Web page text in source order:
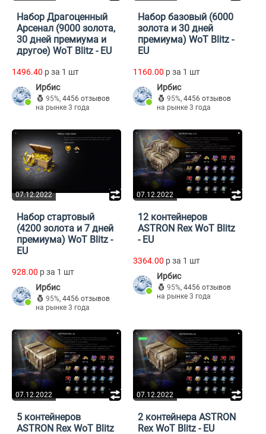
Набор Драгоценный
Арсенал (9000 золота,
30 дней премиума и
другое) WoT Blitz - EU
1496.40 p за 1 шт
Ирбис
95%, 4456 отзывов
на рынке 3 года
Набор базовый (6000
золота и 30 дней
премиума) WoT Blitz -
EU
1160.00 p за 1 шт
Ирбис
95%, 4456 отзывов
на рынке 3 года
07.12.2022
Набор стартовый
(4200 золота и 7 дней
премиума) WoT Blitz -
EU
928.00 p за 1 шт
Ирбис
95%, 4456 отзывов
на рынке 3 года
07.12.2022
12 контейнеров
ASTRON Rex WoT Blitz
- EU
3364.00 p за 1 шт
Ирбис
95%, 4456 отзывов
на рынке 3 года
07.12.2022
5 контейнеров
ASTRON Rex WoT Blitz
07.12.2022
2 контейнера ASTRON
Rex WoT Blitz - EU